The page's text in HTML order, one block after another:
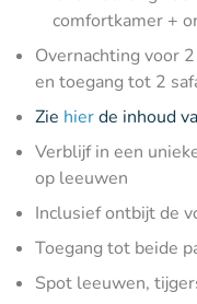
comfortkamer +
Overnachting voor
en toegang tot 2
Zie hierde inhoud
Verblijf in een
op leeuwen
Inclusief ontbijt de
Toegang tot beide
Spot leeuwen,